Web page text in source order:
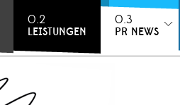
0.2
LEISTUNGEN
0.3
PR NEWS